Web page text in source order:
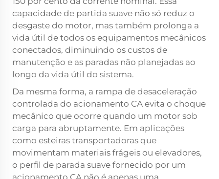
capacidade de partida suave não só reduz o
desgaste do motor, mas também prolonga a
vida útil de todos os equipamentos mecânicos
conectados, diminuindo os custos de
manutenção e as paradas não planejadas ao
longo da vida útil do sistema.
Da mesma forma, a rampa de desaceleração
controlada do acionamento CA evita o choque
mecânico que ocorre quando um motor sob
carga para abruptamente. Em aplicações
como esteiras transportadoras que
movimentam materiais frágeis ou elevadores,
o perfil de parada suave fornecido por um
acionamento CA não é apenas uma